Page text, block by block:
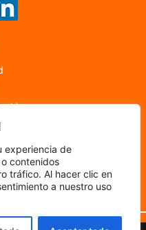
experiencia de
contenidos
tráfico. Al hacer clic en
a nuestro uso
Food